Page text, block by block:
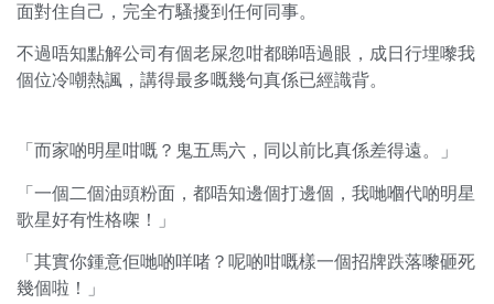
面對住自己，完全冇騷擾到任何同事。
不過唔知點解公司有個老屎忽咁都睇唔過眼，成日行埋嚟我
個位冷嘲熱諷，講得最多嘅幾句真係已經識背。
「而家啲明星咁嘅？鬼五馬六，同以前比真係差得遠。」
「一個二個油頭粉面，都唔知邊個打邊個，我哋嗰代啲明星
歌星好有性格㗎！」
「其實你鍾意佢哋啲咩啫？呢啲咁嘅樣一個招牌跌落嚟砸死
幾個啦！」